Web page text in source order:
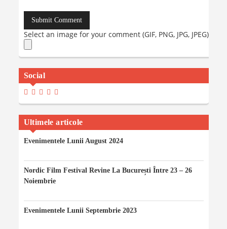
Select an image for your comment (GIF, PNG, JPG, JPEG):
Social
View
Profile
Facebook
View
Profile
Twitter
View
Profile
Instagram
View
Maria-
Profile
On
View
Profile
YouTube
Ultimele articole
Evenimentele Lunii August 2024
Nordic Film Festival Revine La București Între 23 – 26
Noiembrie
Evenimentele Lunii Septembrie 2023